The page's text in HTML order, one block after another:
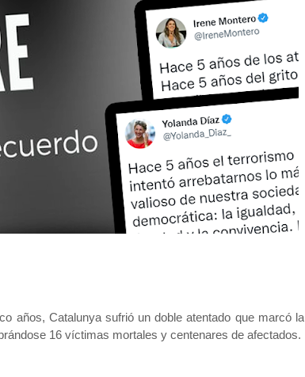
años, Catalunya sufrió un doble atentado que marcó la
16 víctimas mortales y centenares de afectados.